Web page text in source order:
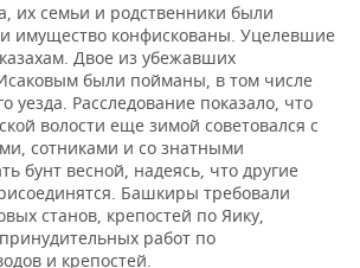
их семьи и родственники были
и имущество конфискованы. Уцелевшие
Двое из убежавших
были пойманы, в том числе
уезда. Расследование показало, что
волости еще зимой советовался с
сотниками и со знатными
бунт весной, надеясь, что другие
Башкиры требовали
станов, крепостей по Яику,
работ по
и крепостей.